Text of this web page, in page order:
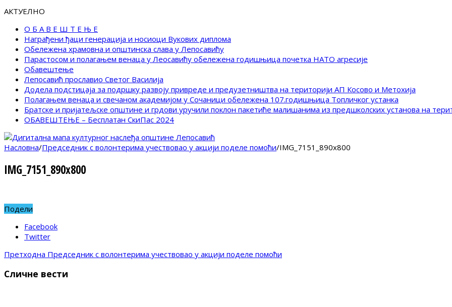
АКТУЕЛНО
О Б А В Е Ш Т Е Њ Е
Награђени ђаци генерација и носиоци Вукових диплома
Обележена храмовна и општинска слава у Лепосавићу
Парастосом и полагањем венаца у Леосавићу обележена годишњица почетка НАТО агресије
Обавештење
Лепосавић прославио Светог Василија
Додела подстицаја за подршку развоју привреде и предузетништва на територији АП Косово и Метохија
Полагањем венаца и свечаном академијом у Сочаници обележена 107.годишњица Топличког устанка
Братске и пријатељске општине и грдови уручили поклон пакетиће малишанима из предшколских установа на
ОБАВЕШТЕЊЕ – Бесплатан СкиПас 2024
Насловна/Председник с волонтерима учествовао у акцији поделе помоћи/IMG_7151_890x800
IMG_7151_890x800
Подели
Facebook
Twitter
Претходна Председник с волонтерима учествовао у акцији поделе помоћи
Сличне вести